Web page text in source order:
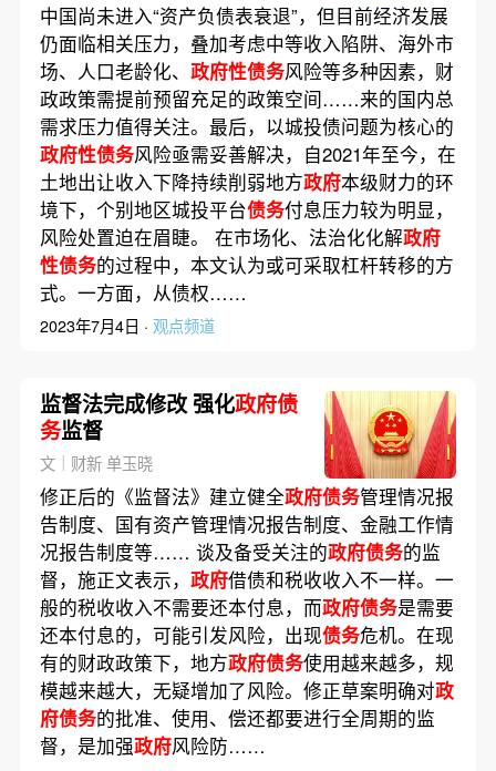
中国尚未进入“资产负债表衰退”，但目前经济发展
仍面临相关压力，叠加考虑中等收入陷阱、海外市
场、人口老龄化、 政府性债务风险等多种因素，财
政政策需提前预留充足的政策空间……来的国内总
需求压力值得关注。最后，以城投债问题为核心的
政府性债务风险亟需妥善解决，自2021年至今，在
土地出让收入下降持续削弱地方政府本级财力的环
境下，个别地区城投平台债务付息压力较为明显，
风险处置迫在眉睫。 在市场化、法治化化解政府
性债务的过程中，本文认为或可采取杠杆转移的方
式。一方面，从债权……
2023年7月4日 · 观点频道
监督法完成修改 强化政府债
务监督
文｜财新 单玉晓
修正后的《监督法》建立健全政府债务管理情况报
告制度、国有资产管理情况报告制度、金融工作情
况报告制度等…… 谈及备受关注的政府债务的监
督，施正文表示， 政府借债和税收收入不一样。一
般的税收收入不需要还本付息，而政府债务是需要
还本付息的，可能引发风险，出现债务危机。在现
有的财政政策下，地方政府债务使用越来越多，规
模越来越大，无疑增加了风险。修正草案明确对政
府债务的批准、使用、偿还都要进行全周期的监
督，是加强政府风险防……